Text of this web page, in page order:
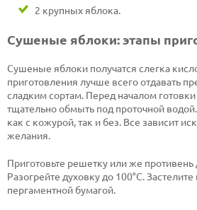
2 крупных яблока.
Сушеные яблоки: этапы
Сушеные яблоки получатся слегка
приготовления лучше всего отдавать
сладким сортам. Перед началом
тщательно обмыть под проточной
как с кожурой, так и без. Все зависит
желания.
Приготовьте решетку или же противень
Разогрейте духовку до 100°С.
пергаментной бумагой.